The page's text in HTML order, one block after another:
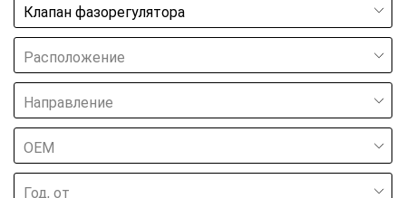
Клапан фазорегулятора
Расположение
Направление
ОЕМ
Год, от